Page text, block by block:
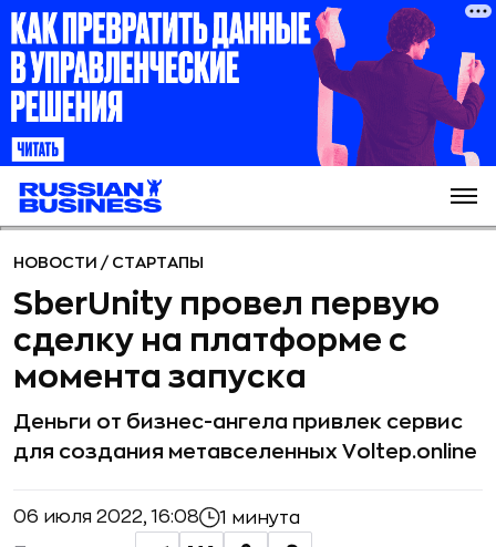
НОВОСТИ / СТАРТАПЫ
SberUnity провел первую
сделку на платформе с
момента запуска
Деньги от бизнес-ангела привлек сервис
для создания метавселенных Voltep.online
06 июля 2022, 16:08 1 минута